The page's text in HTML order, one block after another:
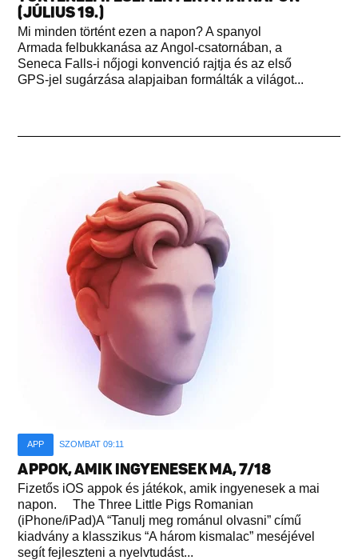
(JÚLIUS 19.)
Mi minden történt ezen a napon? A spanyol
Armada felbukkanása az Angol-csatornában, a
Seneca Falls-i nőjogi konvenció rajtja és az első
GPS-jel sugárzása alapjaiban formálták a világot...
APP SZOMBAT 09:11
APPOK, AMIK INGYENESEK MA, 7/18
Fizetős iOS appok és játékok, amik ingyenesek a mai
napon. The Three Little Pigs Romanian
(iPhone/iPad)A “Tanulj meg románul olvasni” című
kiadvány a klasszikus “A három kismalac” meséjével
segít fejleszteni a nyelvtudást...